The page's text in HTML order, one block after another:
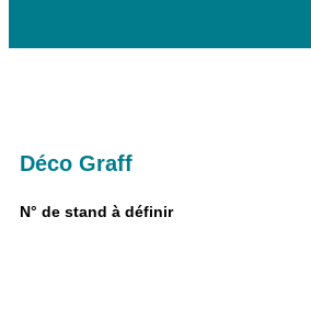
Déco Graff
N° de stand à définir